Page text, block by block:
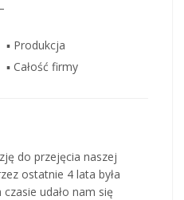
–
▪ Produkcja
▪ Całość firmy
do przejęcia naszej
ostatnie 4 lata była
udało nam się